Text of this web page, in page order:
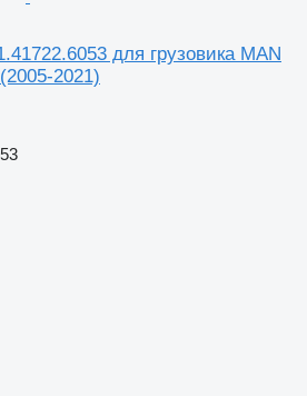
для грузовика MAN
2021)